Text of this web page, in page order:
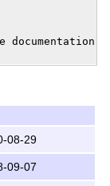
documentation
jederzeit
08-29
09-07